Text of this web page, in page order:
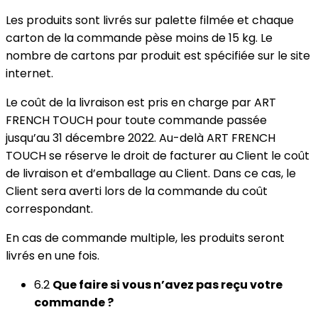
Les produits sont livrés sur palette filmée et chaque
carton de la commande pèse moins de 15 kg. Le
nombre de cartons par produit est spécifiée sur le site
internet.
Le coût de la livraison est pris en charge par ART
FRENCH TOUCH pour toute commande passée
jusqu’au 31 décembre 2022. Au-delà ART FRENCH
TOUCH se réserve le droit de facturer au Client le coût
de livraison et d’emballage au Client. Dans ce cas, le
Client sera averti lors de la commande du coût
correspondant.
En cas de commande multiple, les produits seront
livrés en une fois.
6.2 Que faire si vous n’avez pas reçu votre
commande ?